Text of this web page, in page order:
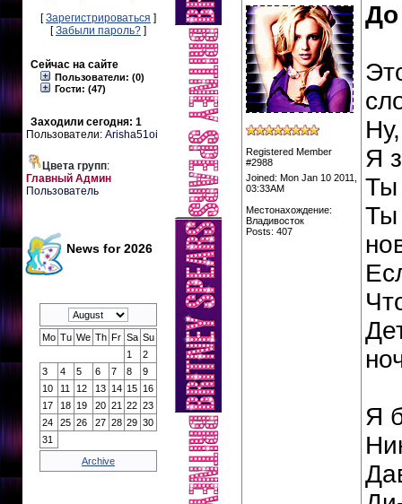
[Зарегистрироваться ]
[Забыли пароль? ]
Сейчас на сайте
Пользователи: (0)
Гости: (47)
Заходили сегодня: 1
Пользователи:Arisha51oi
Цвета групп:
Главный Админ
Пользователь
News for 2026
Mo Tu We Th Fr Sa Su
1
2
3
4 5 6 7 8
9
10
11 12 13 14 15 16
17
18 19 20 21 22 23
24
25 26 27 28 29 30
31
Archive
Registered Member
#2988
Joined: Mon Jan 10 2011,
03:33AM
Местонахождение:
Владивосток
Posts: 407
До
Я
Ты
Ты
Я